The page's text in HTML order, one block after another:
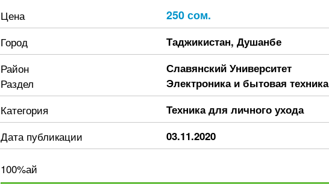
Цена 250 сом.
Город Таджикистан, Душанбе
Район Славянский Университет
Раздел Электроника и бытовая техника
Категория Техника для личного ухода
Дата публикации 03.11.2020
100%ай